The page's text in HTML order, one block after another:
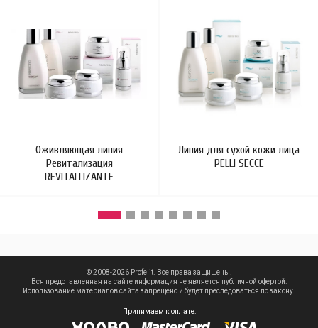
Оживляющая линия
Ревитализация
REVITALLIZANTE
Линия для сухой кожи лица
PELLI SECCE
© 2008-2026 Profelit. Все права защищены.
Вся представленная на сайте информация не является публичной офертой.
Использование материалов сайта запрещено и будет преследоваться по закону.
Принимаем к оплате: